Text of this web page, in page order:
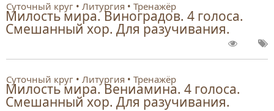
Суточный круг Литургия Тренажёр
Милость мира. Виноградов. 4 голоса.
Смешанный хор. Для разучивания.
Суточный круг Литургия Тренажёр
Милость мира. Вениамина. 4 голоса.
Смешанный хор. Для разучивания.